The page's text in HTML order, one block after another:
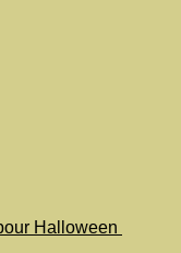
Halloween